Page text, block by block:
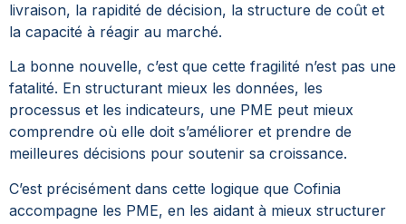
livraison, la rapidité de décision, la structure de coût et
la capacité à réagir au marché.
La bonne nouvelle, c’est que cette fragilité n’est pas une
fatalité. En structurant mieux les données, les
processus et les indicateurs, une PME peut mieux
comprendre où elle doit s’améliorer et prendre de
meilleures décisions pour soutenir sa croissance.
C’est précisément dans cette logique que Cofinia
accompagne les PME, en les aidant à mieux structurer